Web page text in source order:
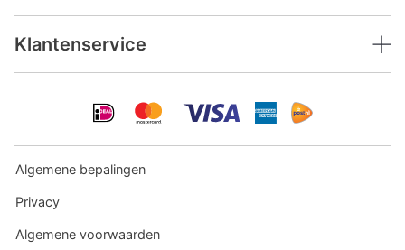
Klantenservice
Algemene bepalingen
Privacy
Algemene voorwaarden